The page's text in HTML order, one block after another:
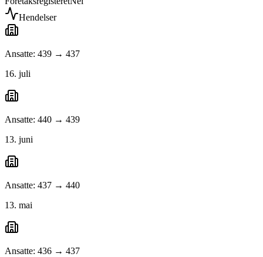
Hendelser
Ansatte: 439 → 437
16. juli
Ansatte: 440 → 439
13. juni
Ansatte: 437 → 440
13. mai
Ansatte: 436 → 437